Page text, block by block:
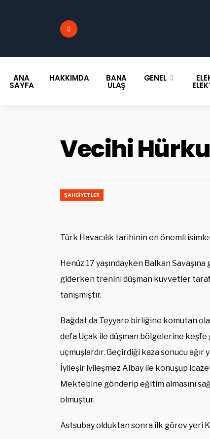
ANA
SAYFA
HAKKIMDA BANA
ULAŞ
GENEL
Vecihi
ŞAHSIYETLER
Türk Havacılık tarihinin en önemli
Henüz 17 yaşındayken Balkan
giderken trenini düşman kuvvetler
tanışmıştır.
Bağdat da Teyyare birliğine komutan
defa Uçak ile düşman bölgelerine
uçmuşlardır. Geçirdiği kaza sonucu
İyileşir iyileşmez Albay ile konuşup
Mektebine gönderip eğitim almasını
olmuştur.
Astsubay olduktan sonra ilk görev yeri